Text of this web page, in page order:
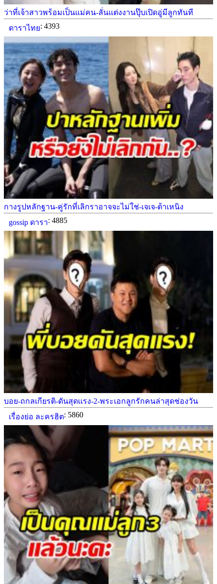
ว่าที่เจ้าสาวพร้อมเป็นแม่คน-ลั่นแต่งงานปุ๊บเปิดอู่มีลูกทันที
ดาราไทย: 4393
กางรูปหลักฐาน-คู่รักที่เลิกราอาจจะไม่ใช่-เจเจ-ต้าเหนิง
gossip ดารา: 4885
บอย-ถกลเกียรติ-ดันสุดเเรง-2-พระเอกลูกรักคนล่าสุดช่องวัน
เรื่องย่อ ละครฮิต: 5860